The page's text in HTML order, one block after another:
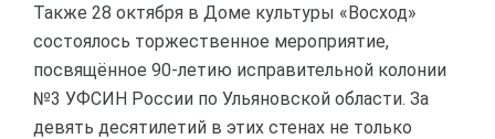
Также 28 октября в Доме культуры «Восход»
состоялось торжественное мероприятие,
посвящённое 90-летию исправительной колонии
№3 УФСИН России по Ульяновской области. За
девять десятилетий в этих стенах не только